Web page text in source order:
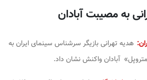
به مصیبت آبادان
هدیه تهرانی بازیگر سرشناس سینمای ایران به
آبادان واکنش نشان داد.